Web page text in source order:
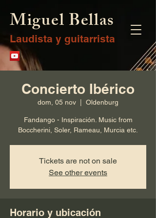
Miguel Bellas
Laudista y guitarrista
Concierto Ibérico
dom, 05 nov Oldenburg
Fandango - Inspiración. Music from
Boccherini, Soler, Rameau, Murcia etc.
Tickets are not on sale
See other events
Horario y ubicación